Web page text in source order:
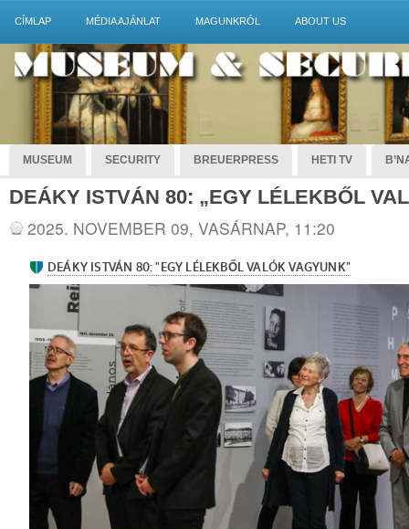
CÍMLAP MÉDIA AJÁNLAT MAGUNKRÓL ABOUT US
MUSEUM SECURITY BREUERPRESS HETI TV
DEÁKY ISTVÁN 80: „EGY LÉLEKBŐL
2025. NOVEMBER 09, VASÁRNAP, 11:20